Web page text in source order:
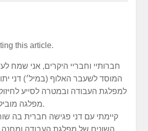
this article.
חברותיי וחבריי היקרים, אני שמח
המוסד לשעבר האלוף (במיל׳) דני
למפלגת העבודה ובמטרה לסייע
מפלגה מובילה במדינת ישראל.
קיימתי עם דני פגישה חברית בה
השונים של מפלגת העבודה